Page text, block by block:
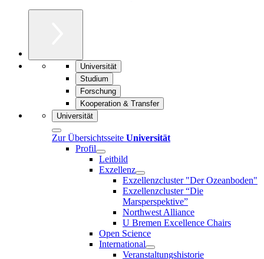
Universität
Studium
Forschung
Kooperation & Transfer
Universität
Zur Übersichtsseite Universität
Profil
Leitbild
Exzellenz
Exzellenzcluster "Der Ozeanboden"
Exzellenzcluster “Die
Marsperspektive”
Northwest Alliance
U Bremen Excellence Chairs
Open Science
International
Veranstaltungshistorie